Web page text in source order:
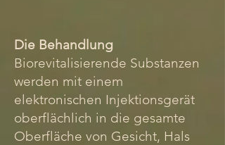
Die Behandlung
Biorevitalisierende Substanzen
werden mit einem
elektronischen Injektionsgerät
oberflächlich in die gesamte
Oberfläche von Gesicht, Hals